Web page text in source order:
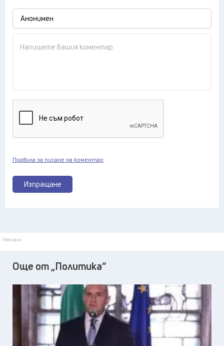
Изпращане
Правила за писане на коментар
Реклама
Още от „Политика“